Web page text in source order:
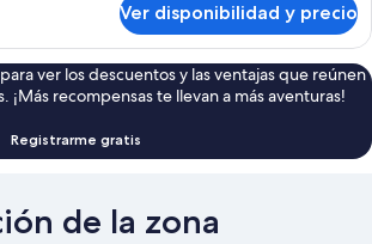
Ver disponibilidad y precio
ver los descuentos y las ventajas que reúnen
¡Más recompensas te llevan a más aventuras!
Registrarme gratis
de la zona